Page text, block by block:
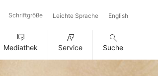
Schriftgröße Leichte Sprache English
Mediathek Service Suche